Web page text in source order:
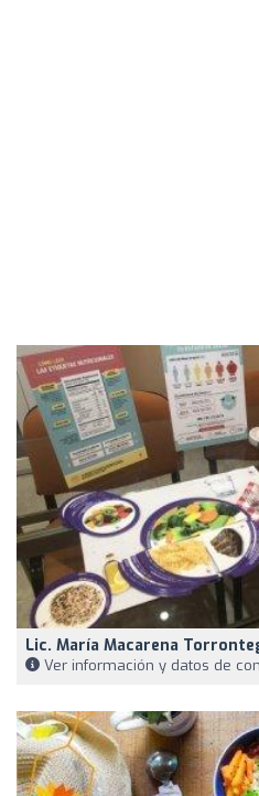
Lic. María Macarena
Ver información y datos de